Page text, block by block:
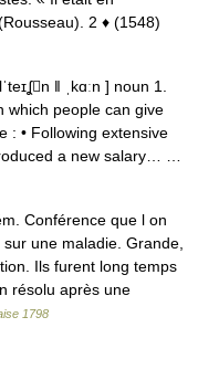
2 ♦ (1548)
ǁ ˌkɑːn ] noun 1.
which people can give
: • Following extensive
a new salary… …
Conférence que l on
une maladie. Grande,
Ils furent long temps
résolu après une
1798